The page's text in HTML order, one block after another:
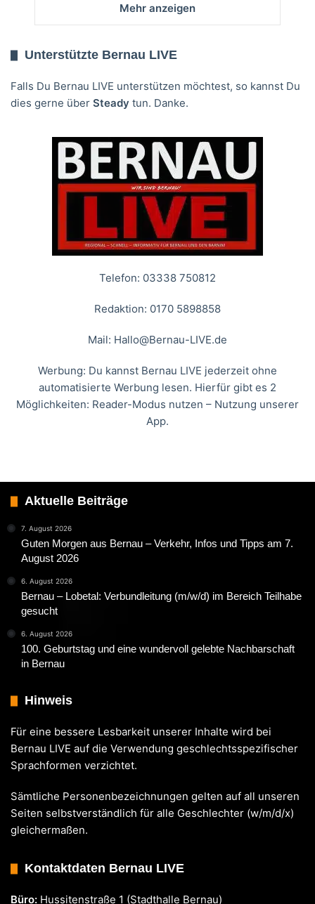
Mehr anzeigen
Unterstützte Bernau LIVE
Falls Du Bernau LIVE unterstützen möchtest, so kannst Du
dies gerne über Steady tun. Danke.
Telefon: 03338 750812
Redaktion: 0170 5898858
Mail: Hallo@Bernau-LIVE.de
Werbung: Du kannst Bernau LIVE jederzeit ohne
automatisierte Werbung lesen. Hierfür gibt es 2
Möglichkeiten: Reader-Modus nutzen – Nutzung unserer
App.
Aktuelle Beiträge
7. August 2026
Guten Morgen aus Bernau – Verkehr, Infos und Tipps am 7.
August 2026
6. August 2026
Bernau – Lobetal: Verbundleitung (m/w/d) im Bereich Teilhabe
gesucht
6. August 2026
100. Geburtstag und eine wundervoll gelebte Nachbarschaft
in Bernau
Hinweis
Für eine bessere Lesbarkeit unserer Inhalte wird bei
Bernau LIVE auf die Verwendung geschlechtsspezifischer
Sprachformen verzichtet.
Sämtliche Personenbezeichnungen gelten auf all unseren
Seiten selbstverständlich für alle Geschlechter (w/m/d/x)
gleichermaßen.
Kontaktdaten Bernau LIVE
Büro: Hussitenstraße 1 (Stadthalle Bernau)